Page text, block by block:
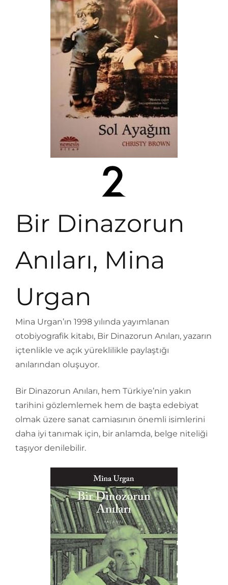
Bir Dinazorun
Anıları, Mina
Urgan
Mina Urgan’ın 1998 yılında yayımlanan
otobiyografik kitabı, Bir Dinazorun Anıları, yazarın
içtenlikle ve açık yüreklilikle paylaştığı
anılarından oluşuyor.
Bir Dinazorun Anıları, hem Türkiye’nin yakın
tarihini gözlemlemek hem de başta edebiyat
olmak üzere sanat camiasının önemli isimlerini
daha iyi tanımak için, bir anlamda, belge niteliği
taşıyor denilebilir.